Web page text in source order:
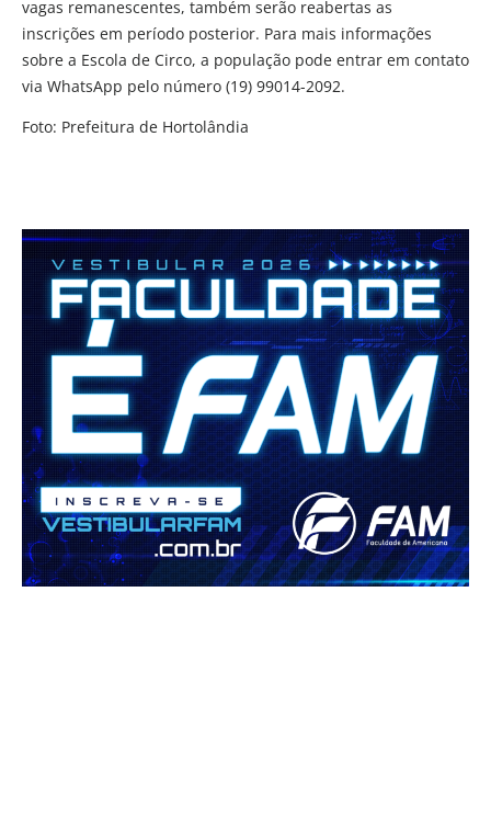
vagas remanescentes, também serão reabertas as
inscrições em período posterior. Para mais informações
sobre a Escola de Circo, a população pode entrar em contato
via WhatsApp pelo número (19) 99014-2092.
Foto: Prefeitura de Hortolândia